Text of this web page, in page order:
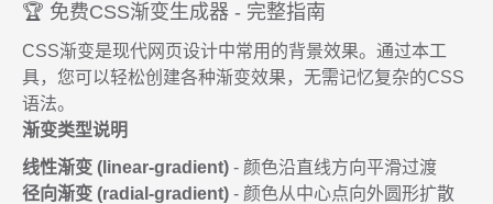
🏆 免费CSS渐变生成器 - 完整指南
CSS渐变是现代网页设计中常用的背景效果。通过本工
具，您可以轻松创建各种渐变效果，无需记忆复杂的CSS
语法。
渐变类型说明
线性渐变 (linear-gradient) - 颜色沿直线方向平滑过渡
径向渐变 (radial-gradient) - 颜色从中心点向外圆形扩散